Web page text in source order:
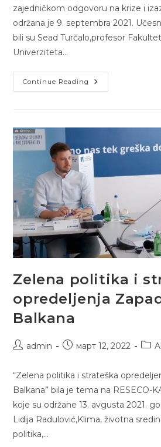
zajedničkom odgovoru na krize i
održana je 9. septembra 2021.
bili su Sead Turčalo,profesor
Univerziteta…
Continue Reading Regionalne
Inicijative
Krize
Izazove
Bezbednosti
Zelena politika i
opredeljenja
Balkana
Postadmin
Postмарт 12, 2022
Post
“Zelena politika i strateška
Balkana” bila je tema na RESECO-
koje su održane 13. avgusta 2021.
Lidija Radulović,Klima, životna
politika,…